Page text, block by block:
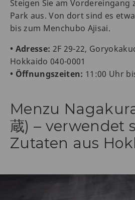
Steigen Sie am Vordereingang
Park aus. Von dort sind es
bis zum Menchubo Ajisai.
• Adresse: 2F 29-22,
Hokkaido 040-0001
• Öffnungszeiten: 11:00 Uhr
Menzu
蔵) – verwendet
Zutaten aus